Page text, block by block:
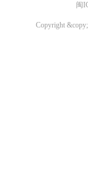
闽
Copyright